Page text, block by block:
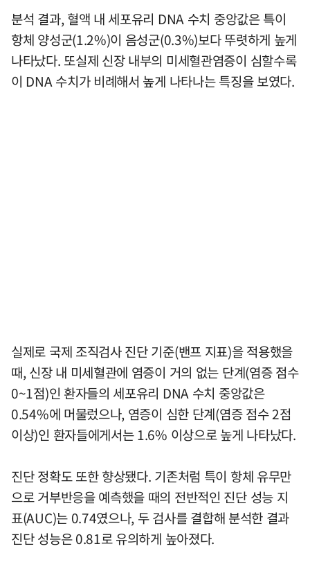
분석 결과, 혈액 내 세포유리 DNA 수치 중앙값은 특이
항체 양성군(1.2%)이 음성군(0.3%)보다 뚜렷하게 높게
나타났다. 또실제 신장 내부의 미세혈관염증이 심할수록
이 DNA 수치가 비례해서 높게 나타나는 특징을 보였다.
실제로 국제 조직검사 진단 기준(밴프 지표)을 적용했을
때, 신장 내 미세혈관에 염증이 거의 없는 단계(염증 점수
0~1점)인 환자들의 세포유리 DNA 수치 중앙값은
0.54%에 머물렀으나, 염증이 심한 단계(염증 점수 2점
이상)인 환자들에게서는 1.6% 이상으로 높게 나타났다.
진단 정확도 또한 향상됐다. 기존처럼 특이 항체 유무만
으로 거부반응을 예측했을 때의 전반적인 진단 성능 지
표(AUC)는 0.74였으나, 두 검사를 결합해 분석한 결과
진단 성능은 0.81로 유의하게 높아졌다.